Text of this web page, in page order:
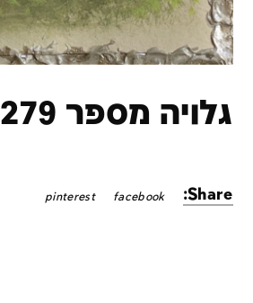
גלויה מספר 279
Share:
facebook
pinterest